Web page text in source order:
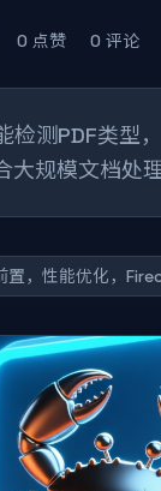
0 点赞 0 评论
测PDF类型
大规模文档处
置，性能优化，